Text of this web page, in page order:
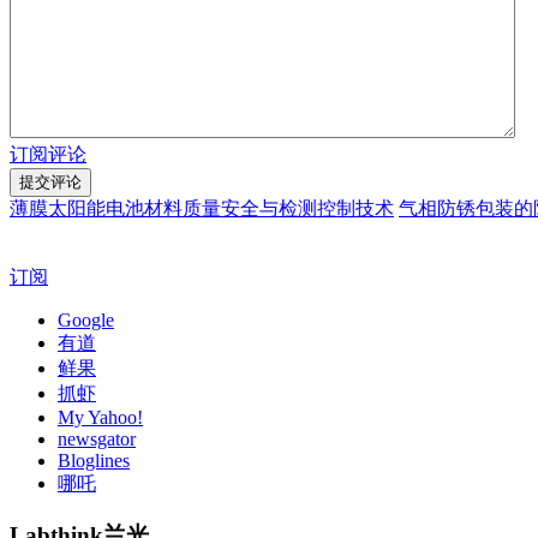
订阅评论
薄膜太阳能电池材料质量安全与检测控制技术 气相防锈包装
订阅
Google
有道
鲜果
抓虾
My Yahoo!
newsgator
Bloglines
哪吒